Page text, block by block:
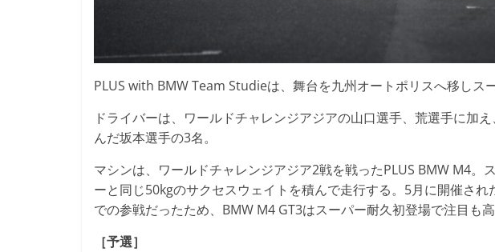
PLUS with BMW Team Studieは、舞台を九州オートポリスへ移しス
ドライバーは、ワールドチャレンジアジアの山口選手、荒選手に加
んだ坂本選手の3名。
マシンは、ワールドチャレンジアジア2戦を戦ったPLUS BMW M4。
ーと同じ50kgのサクセスウェイトを積んで走行する。5月に開催さ
での参戦だったため、BMW M4 GT3はスーパー耐久初登場で注目も高
［予選］